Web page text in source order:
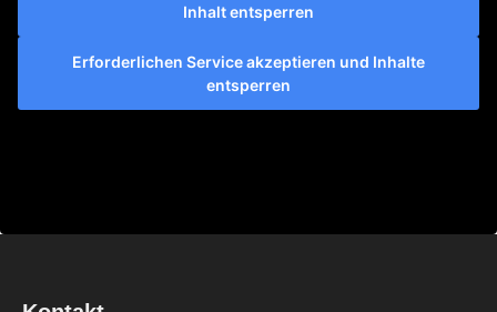
Inhalt entsperren
Erforderlichen Service akzeptieren und Inhalte
entsperren